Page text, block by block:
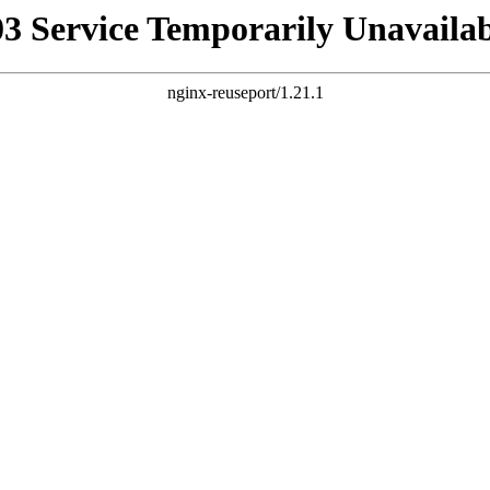
Service Temporarily
nginx-reuseport/1.21.1